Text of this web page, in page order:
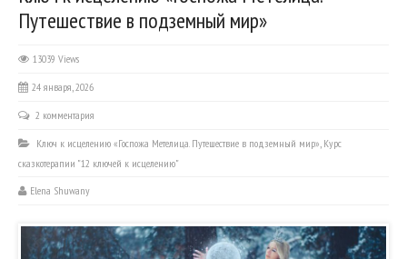
Путешествие в подземный мир»
13039 Views
24 января, 2026
2 комментария
Ключ к исцелению «Госпожа Метелица. Путешествие в подземный мир», Курс
сказкотерапии "12 ключей к исцелению"
Elena Shuwany